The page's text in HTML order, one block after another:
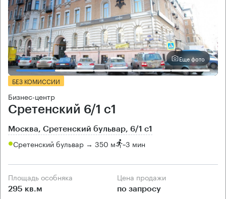
Еще фото
БЕЗ КОМИССИИ
Бизнес-центр
Сретенский 6/1 с1
Москва, Сретенский бульвар, 6/1 с1
Сретенский бульвар → 350 м ~3 мин
Площадь особняка
295 кв.м
Цена продажи
по запросу